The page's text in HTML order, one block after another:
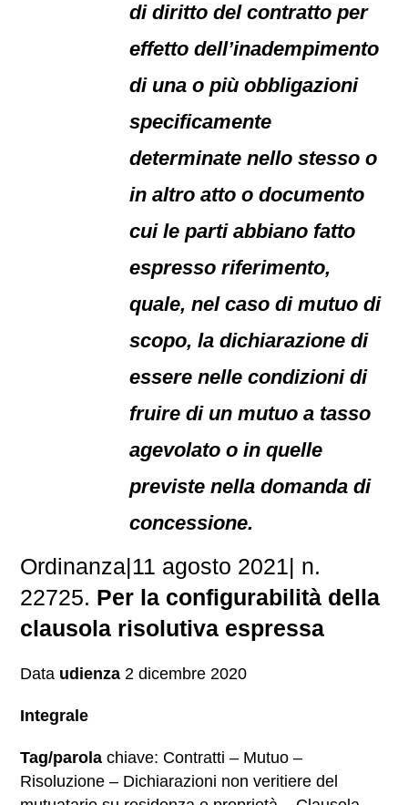
di diritto del contratto per
effetto dell’inadempimento
di una o più obbligazioni
specificamente
determinate nello stesso o
in altro atto o documento
cui le parti abbiano fatto
espresso riferimento,
quale, nel caso di mutuo di
scopo, la dichiarazione di
essere nelle condizioni di
fruire di un mutuo a tasso
agevolato o in quelle
previste nella domanda di
concessione.
Ordinanza|11 agosto 2021| n.
22725. Per la configurabilità della
clausola risolutiva espressa
Data udienza 2 dicembre 2020
Integrale
Tag/parola chiave: Contratti – Mutuo –
Risoluzione – Dichiarazioni non veritiere del